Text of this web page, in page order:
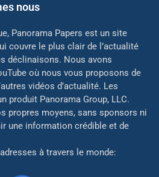
nous
Panorama Papers est un site
couvre le plus clair de l’actualité
déclinaisons. Nous avons
où nous vous proposons de
vidéos d’actualité. Les
produit Panorama Group, LLC.
propres moyens, sans sponsors ni
une information crédible et de
à travers le monde: